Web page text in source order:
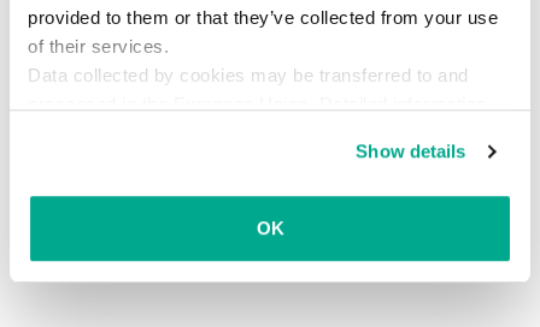
provided to them or that they’ve collected from your use
of their services.
Data collected by cookies may be transferred to and
Show details
OK
保つ方法
のような情報を収集しているのか、そして別の利
用者が自分についてどんな情報を見る可能性があ
るのかを確認しましょう。他人に共有したくない
情報の制限は、以下のように設定します。